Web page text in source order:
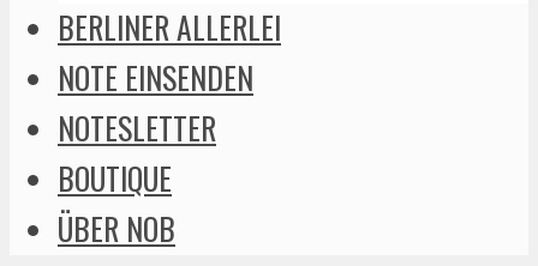
BERLINER ALLERLEI
NOTE EINSENDEN
NOTESLETTER
BOUTIQUE
ÜBER NOB